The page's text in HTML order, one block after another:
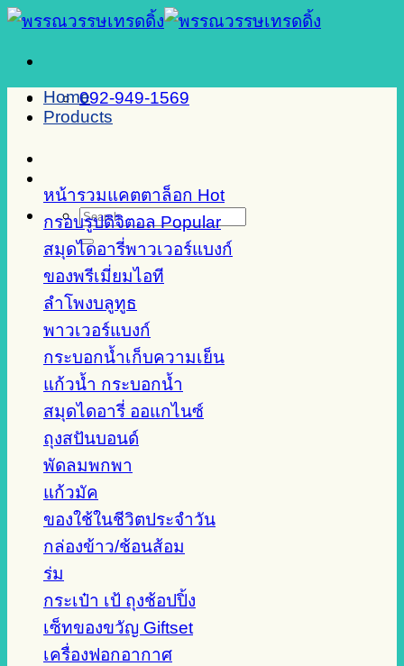
Skip
content
092-949-1569
Search
for:
Home
Products
หน้ารวมแคตตาล็อก
กรอบรูปดิจิตอล
สมุดไดอารี่พาวเวอร์แบงก์
ของพรีเมี่ยมไอที
ลำโพงบลูทูธ
พาวเวอร์แบงก์
กระบอกน้ำเก็บความเย็น
แก้วน้ำ กระบอกน้ำ
สมุดไดอารี่ ออแกไนซ์
ถุงสปันบอนด์
พัดลมพกพา
แก้วมัค
ของใช้ในชีวิตประจำวัน
กล่องข้าว/ช้อนส้อม
ร่ม
กระเป๋า เป้ ถุงช้อปปิ้ง
เซ็ทของขวัญ Giftset
เครื่องฟอกอากาศ